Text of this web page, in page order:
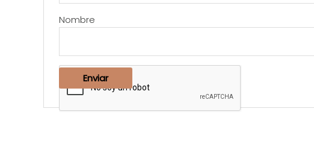
Nombre